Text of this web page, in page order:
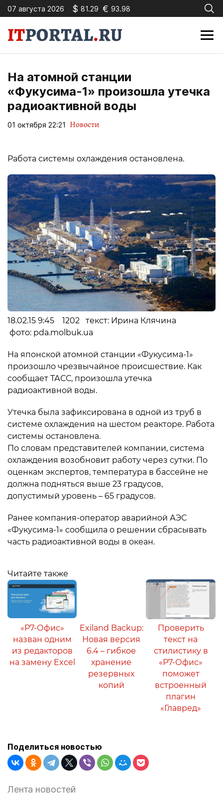
07 августа 2026 $ 81.29 € 93.98
На атомной станции
«Фукусима-1» произошла утечка
радиоактивной воды
01 октября 22:21 Новости
Работа системы охлаждения остановлена.
18.02.15 9:45 1202 текст: Ирина Клячина
фото: pda.molbuk.ua
На японской атомной станции «Фукусима-1»
произошло чрезвычайное происшествие. Как
сообщает ТАСС, произошла утечка
радиоактивной воды.
Утечка была зафиксирована в одной из труб в
системе охлаждения на шестом реакторе. Работа
системы остановлена.
По словам представителей компании, система
охлаждения возобновит работу через сутки. По
оценкам экспертов, температура в бассейне не
должна подняться выше 23 градусов,
допустимый уровень – 65 градусов.
Ранее компания-оператор аварийной АЭС
«Фукусима-1» сообщила о решении сбрасывать
часть радиоактивной воды в океан.
Читайте также
«Р7-Офис»
назван одним
из редакторов
на замену Excel
Exiland Backup:
Новая версия
6.4 – гибкое
хранение
резервных
копий
Проверить
текст на
стилистику в
«Р7-Офис»
поможет
встроенный
плагин
«Главред»
Поделиться новостью
Лента новостей